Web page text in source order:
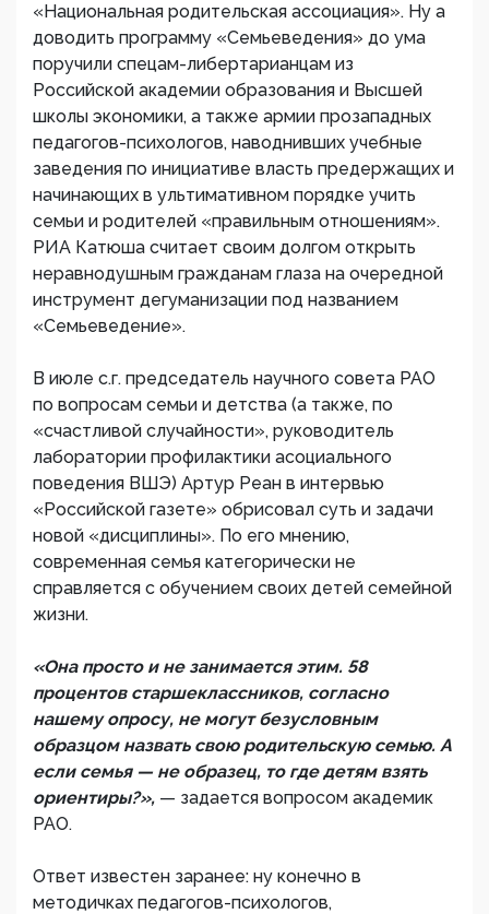
«Национальная родительская ассоциация». Ну а
доводить программу «Семьеведения» до ума
поручили спецам-либертарианцам из
Российской академии образования и Высшей
школы экономики, а также армии прозападных
педагогов-психологов, наводнивших учебные
заведения по инициативе власть предержащих и
начинающих в ультимативном порядке учить
семьи и родителей «правильным отношениям».
РИА Катюша считает своим долгом открыть
неравнодушным гражданам глаза на очередной
инструмент дегуманизации под названием
«Семьеведение».
В июле с.г. председатель научного совета РАО
по вопросам семьи и детства (а также, по
«счастливой случайности», руководитель
лаборатории профилактики асоциального
поведения ВШЭ) Артур Реан в интервью
«Российской газете» обрисовал суть и задачи
новой «дисциплины». По его мнению,
современная семья категорически не
справляется с обучением своих детей семейной
жизни.
«Она просто и не занимается этим. 58
процентов старшеклассников, согласно
нашему опросу, не могут безусловным
образцом назвать свою родительскую семью. А
если семья — не образец, то где детям взять
ориентиры?», — задается вопросом академик
РАО.
Ответ известен заранее: ну конечно в
методичках педагогов-психологов,